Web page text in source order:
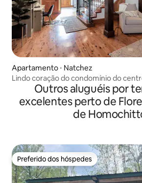
Apartamento ⋅ Natchez
Lindo coração do condomínio do
Outros aluguéis por
excelentes perto de
de
Preferido dos hóspedes
Preferido dos hóspedes